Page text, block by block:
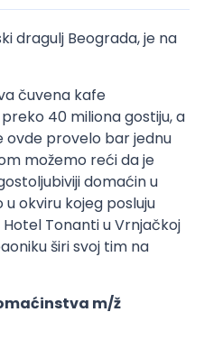
dragulj Beograda, je na
čuvena kafe
40 miliona gostiju, a
ovde provelo bar jednu
možemo reći da je
domaćin u
u okviru kojeg posluju
Tonanti u Vrnjačkoj
širi svoj tim na
m/ž